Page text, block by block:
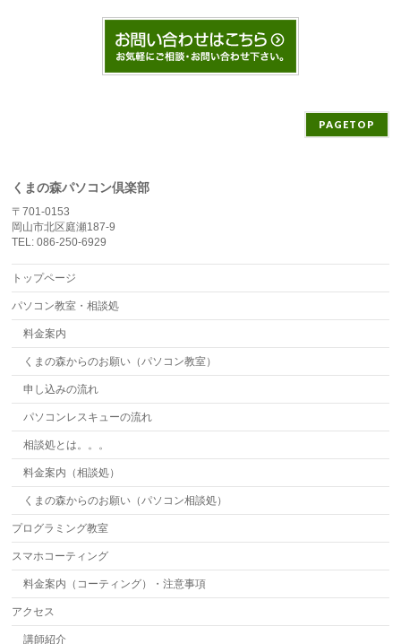
PAGETOP
くまの森パソコン倶楽部
〒701-0153
岡山市北区庭瀬187-9
TEL: 086-250-6929
トップページ
パソコン教室・相談処
料金案内
くまの森からのお願い（パソコン教室）
申し込みの流れ
パソコンレスキューの流れ
相談処とは。。。
料金案内（相談処）
くまの森からのお願い（パソコン相談処）
プログラミング教室
スマホコーティング
料金案内（コーティング）・注意事項
アクセス
講師紹介